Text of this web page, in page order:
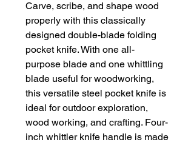
Carve, scribe, and shape wood
properly with this classically
designed double-blade folding
pocket knife. With one all-
purpose blade and one whittling
blade useful for woodworking,
this versatile steel pocket knife is
ideal for outdoor exploration,
wood working, and crafting. Four-
inch whittler knife handle is made